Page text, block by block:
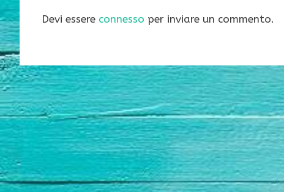
Devi essere connesso per inviare un commento.